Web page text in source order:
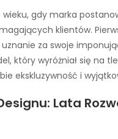
wieku, gdy marka
klientów.
za swoje
który wyróżniał się na
ekskluzywność i
Lata